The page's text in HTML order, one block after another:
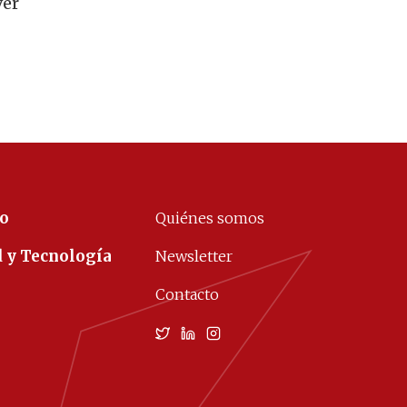
y Tecnología
Quiénes somos
Newsletter
Contacto